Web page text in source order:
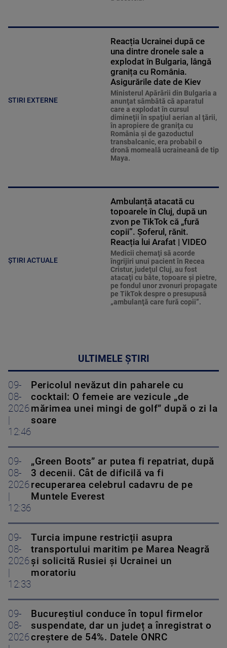
STIRI EXTERNE
Reacția Ucrainei după ce
una dintre dronele sale a
explodat în Bulgaria, lângă
granița cu România.
Asigurările date de Kiev
Ministerul Apărării din Bulgaria a
anunţat sâmbătă că aparatul
care a explodat în cursul
dimineţii în spaţiul aerian al ţării,
în apropiere de graniţa cu
România şi de gazoductul
transbalcanic, era probabil o
dronă momeală ucraineană de tip
Maya.
ȘTIRI ACTUALE
Ambulanță atacată cu
topoarele în Cluj, după un
zvon pe TikTok că „fură
copii”. Șoferul, rănit.
Reacția lui Arafat | VIDEO
Medicii chemaţi să acorde
îngrijiri unui pacient în Recea
Cristur, judeţul Cluj, au fost
atacaţi cu bâte, topoare şi pietre,
pe fondul unor zvonuri propagate
pe TikTok despre o presupusă
„ambulanţă care fură copii”.
ULTIMELE ȘTIRI
09-
08-
2026
12:46
Pericolul nevăzut din paharele cu
cocktail: O femeie are vezicule „de
mărimea unei mingi de golf” după o zi la
soare
09-
08-
2026
12:36
„Green Boots” ar putea fi repatriat, după
3 decenii. Cât de dificilă va fi
recuperarea celebrul cadavru de pe
Muntele Everest
09-
08-
2026
12:33
Turcia impune restricții asupra
transportului maritim pe Marea Neagră
și solicită Rusiei și Ucrainei un
moratoriu
09-
08-
2026
Bucureștiul conduce în topul firmelor
suspendate, dar un județ a înregistrat o
creștere de 54%. Datele ONRC